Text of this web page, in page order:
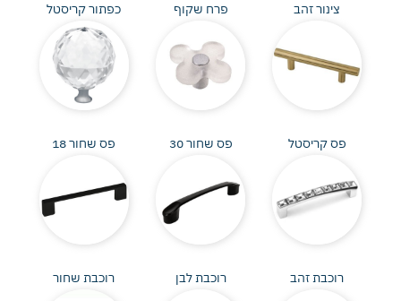
צינור זהב פרח שקוף כפתור קריסטל
פס קריסטל פס שחור 30 פס שחור 18
רוכבת זהב רוכבת לבן רוכבת שחור